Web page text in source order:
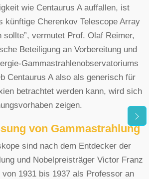
wie Centaurus A auffallen, ist
künftige Cherenkov Telescope Array
sollte”, vermutet Prof. Olaf Reimer,
Beteiligung an Vorbereitung und
Gammastrahlenobservatoriums
Centaurus A also als generisch für
betrachtet werden kann, wird sich
zeigen.
von Gammastrahlung
sind nach dem Entdecker der
und Nobelpreisträger Victor Franz
1931 bis 1937 als Professor an